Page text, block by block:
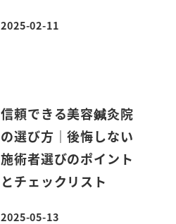
投稿日
2025-02-11
信頼できる美容鍼灸院
の選び方｜後悔しない
施術者選びのポイント
とチェックリスト
2025-05-13